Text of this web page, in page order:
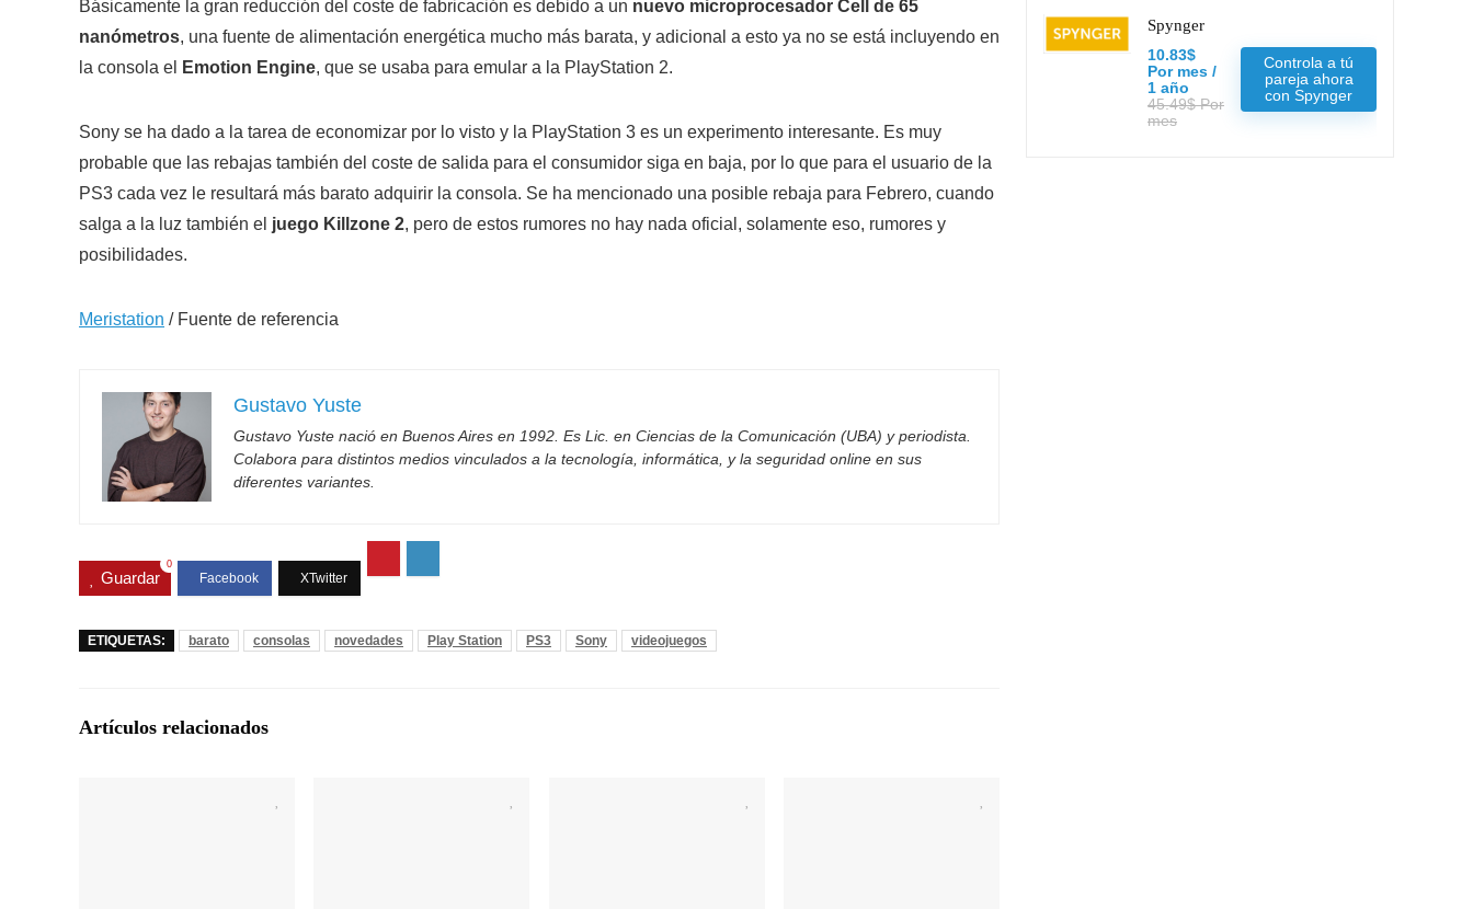
Básicamente la gran reducción del coste de fabricación es debido a un nuevo microprocesador Cell de 65
nanómetros, una fuente de alimentación energética mucho más barata, y adicional a esto ya no se está incluyendo en
la consola el
Emotion Engine, que se usaba para emular a la PlayStation 2.
Sony se ha dado a la tarea de economizar por lo visto y la PlayStation 3 es un experimento interesante. Es muy
probable que las rebajas también del coste de salida para el consumidor siga en baja, por lo que para el usuario de la
PS3 cada vez le resultará más barato adquirir la consola. Se ha mencionado una posible rebaja para Febrero, cuando
salga a la luz también el juego Killzone 2, pero de estos rumores no hay nada oficial, solamente eso, rumores y
posibilidades.
Meristation / Fuente de referencia
Gustavo Yuste
Gustavo Yuste nació en Buenos Aires en 1992. Es Lic. en Ciencias de la Comunicación (UBA) y periodista.
Colabora para distintos medios vinculados a la tecnología, informática, y la seguridad online en sus
diferentes variantes.
Guardar
0
ETIQUETAS: barato consolas novedades Play Station PS3 Sony videojuegos
Artículos relacionados
Spynger
10.83$
Por mes /
1 año
45.49$ Por
mes
Controla a tú
pareja ahora
con Spynger